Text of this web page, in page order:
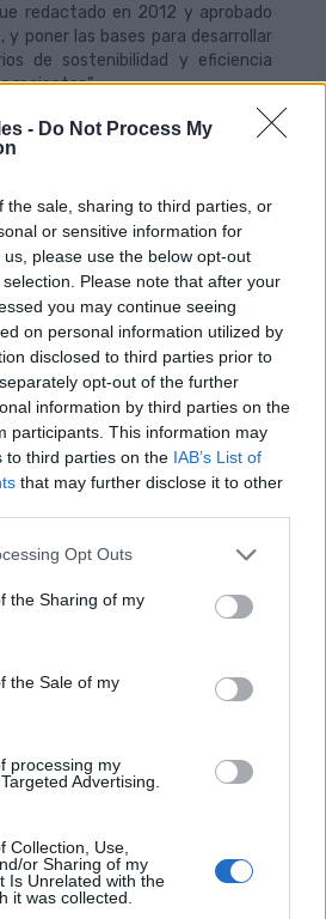
- Do Not Process My
the sale, sharing to third parties, or
or sensitive information for
please use the below opt-out
Please note that after your
you may continue seeing
on personal information utilized by
disclosed to third parties prior to
opt-out of the further
information by third parties on the
participants. This information may
to third parties on the IAB’s List of
that may further disclose it to other
Opt Outs
the Sharing of my
the Sale of my
processing my
Advertising.
Collection, Use,
or Sharing of my
Is Unrelated with the
it was collected.
redactado en 2012 y aprobado
y poner las bases para desarrollar
de sostenibilidad y eficiencia
recientes”.
“los hábitos de movilidad de la
experimentado una gran
como la bicicleta, la patineta, u
personal”.
y con el objetivo de mejorar el
Municipales, es necesario
de viajes que se realizan en
que en el PMUS actual está
y que ha experimentado un
añadió el concejal.
se enmarca en los trabajos
y se verá complementado
nuevos indicadores de movilidad,
la toma de decisiones,
e informar a la ciudadanía sobre la
ser inicialmente llevadas a cabo a
Covid-19 hizo necesario su
que se pudieran desarrollar con
seguridad necesarias.
mejora las
La Paterna,